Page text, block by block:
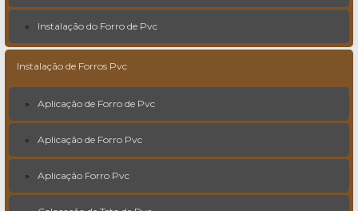
Instalação do Forro de Pvc
Instalação de Forros Pvc
Aplicação de Forro de Pvc
Aplicação de Forro Pvc
Aplicação Forro Pvc